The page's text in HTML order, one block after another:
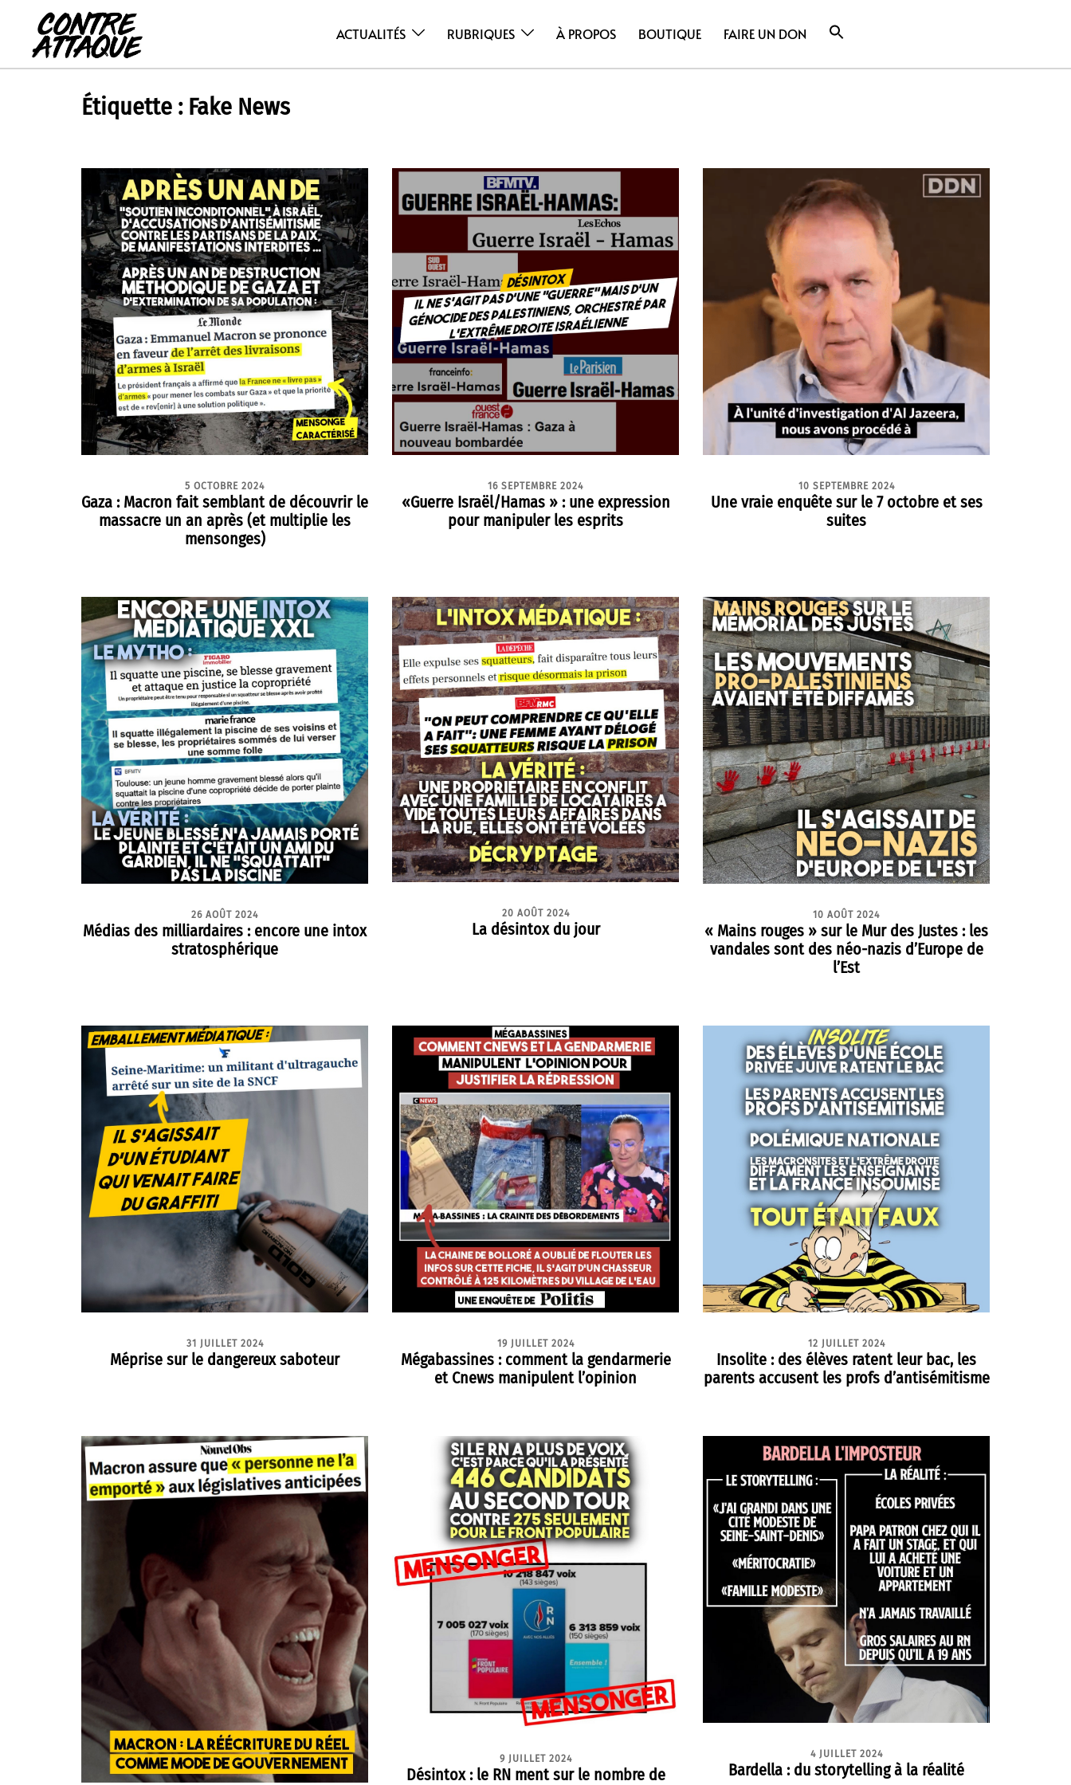
contenu
ACTUALITÉS RUBRIQUES À PROPOS BOUTIQUE FAIRE UN DON
Étiquette : Fake News
5 OCTOBRE 2024
Gaza : Macron fait semblant de découvrir le
massacre un an après (et multiplie les
mensonges)
16 SEPTEMBRE 2024
«Guerre Israël/Hamas » : une expression
pour manipuler les esprits
10 SEPTEMBRE 2024
Une vraie enquête sur le 7 octobre et ses
suites
26 AOÛT 2024
Médias des milliardaires : encore une intox
stratosphérique
20 AOÛT 2024
La désintox du jour
10 AOÛT 2024
« Mains rouges » sur le Mur des Justes : les
vandales sont des néo-nazis d’Europe de
l’Est
31 JUILLET 2024
Méprise sur le dangereux saboteur
19 JUILLET 2024
Mégabassines : comment la gendarmerie
et Cnews manipulent l’opinion
12 JUILLET 2024
Insolite : des élèves ratent leur bac, les
parents accusent les profs d’antisémitisme
9 JUILLET 2024
Désintox : le RN ment sur le nombre de
4 JUILLET 2024
Bardella : du storytelling à la réalité